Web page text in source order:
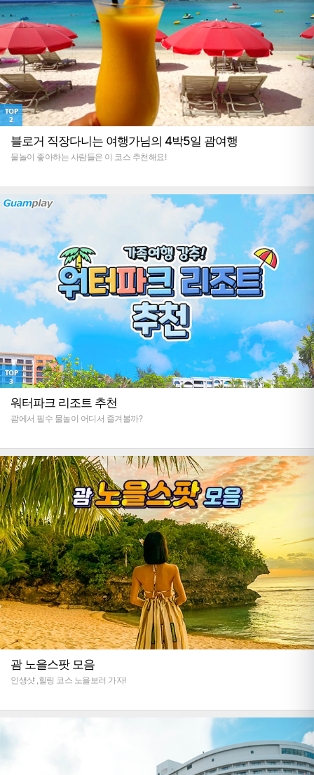
TOP
2
블로거 직장다니는 여행가님의 4박5일 괌여행
물놀이 좋아하는 사람들은 이 코스 추천해요!
TOP
3
워터파크 리조트 추천
괌에서 필수 물놀이 어디서 즐겨볼까?
괌 노을스팟 모음
인생샷 ,힐링 코스 노을보러 가자!